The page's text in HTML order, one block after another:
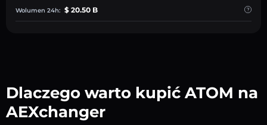
Wolumen 24h: $ 20.50 B
Dlaczego warto kupić ATOM na
AEXchanger